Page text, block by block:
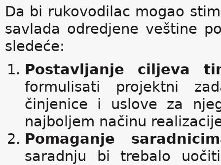
Da bi rukovodilac mogao
savlada odredjene veštine
sledeće:
Postavljanje ciljeva
formulisati projektni
činjenice i uslove za
najboljem načinu
Pomaganje
saradnju bi trebalo